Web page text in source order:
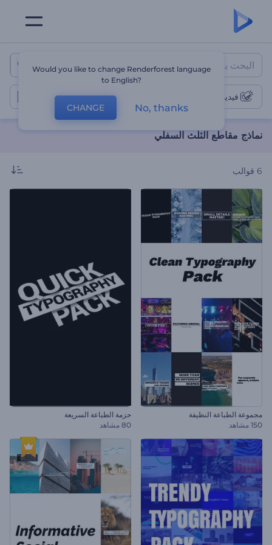
نماذج مقاطع الثلث السفلي
فيديوهات الثلث السفلي
نماذج مقاطع الثلث السفلي
6 قوالب
مجموعة الطباعة النظيفة
150 مشاهد
حزمة الطباعة السريعة
80 مشاهد
Would you like to change Renderforest language
to English?
CHANGE No, thanks